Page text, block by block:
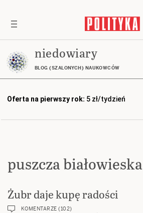
niedowiary
BLOG (SZALONYCH) NAUKOWCÓW
Oferta na pierwszy rok: 5 zł/tydzień
puszcza białowieska
Żubr daje kupę radości
KOMENTARZE (102)